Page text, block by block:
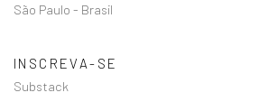
São Paulo - Brasil
INSCREVA-SE
Substack